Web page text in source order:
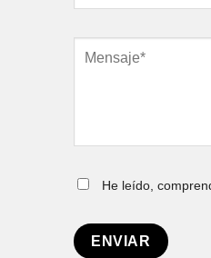
He leído,